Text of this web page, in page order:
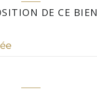
DE CE BIEN